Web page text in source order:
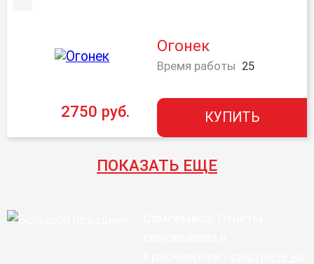
Огонек
Время работы 25
2750 руб. КУПИТЬ
ПОКАЗАТЬ ЕЩЕ